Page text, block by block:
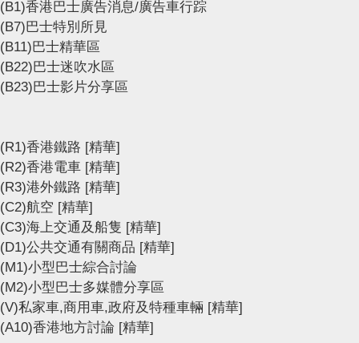
(B1)香港巴士廣告消息/廣告車行踪
(B7)巴士特別所見
(B11)巴士精華區
(B22)巴士迷吹水區
(B23)巴士影片分享區
(R1)香港鐵路 [精華]
(R2)香港電車 [精華]
(R3)港外鐵路 [精華]
(C2)航空 [精華]
(C3)海上交通及船隻 [精華]
(D1)公共交通有關商品 [精華]
(M1)小型巴士綜合討論
(M2)小型巴士多媒體分享區
(V)私家車,商用車,政府及特種車輛 [精華]
(A10)香港地方討論 [精華]